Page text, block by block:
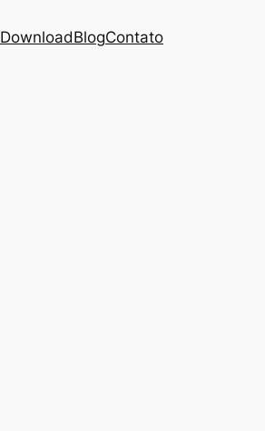
DownloadBlogContato